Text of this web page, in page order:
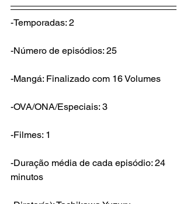
-Temporadas: 2
-Número de episódios: 25
-Mangá: Finalizado com 16 Volumes
-OVA/ONA/Especiais: 3
-Filmes: 1
-Duração média de cada episódio: 24
minutos